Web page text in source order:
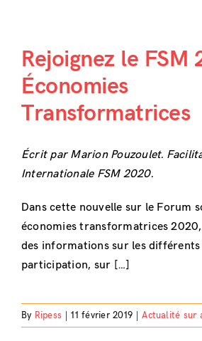
Rejoignez le FSM
Économies
Transformatrices
Écrit par Marion Pouzoulet.
Internationale FSM 2020.
Dans cette nouvelle sur le Forum
économies transformatrices
des informations sur les différents
participation, sur […]
By Ripess 11 février 2019 Actualité sur